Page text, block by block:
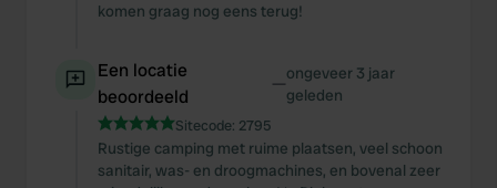
komen graag nog eens terug!
Een locatie
beoordeeld
—ongeveer 3 jaar
geleden
Sitecode: 2795
Rustige camping met ruime plaatsen, veel schoon
sanitair, was- en droogmachines, en bovenal zeer